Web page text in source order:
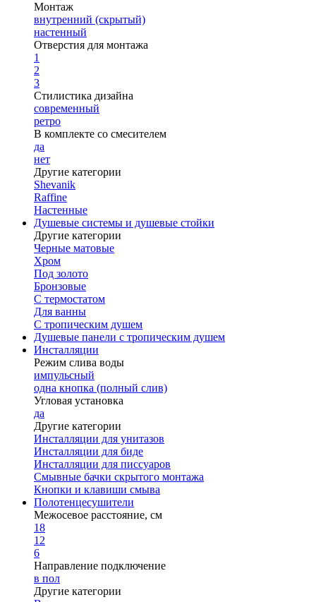
Монтаж
внутренний (скрытый)
настенный
Отверстия для монтажа
1
2
3
Стилистика дизайна
современный
ретро
В комплекте со смесителем
да
нет
Другие категории
Shevanik
Raffine
Настенные
Душевые системы и душевые стойки
Другие категории
Черные матовые
Хром
Под золото
Бронзовые
С термостатом
Для ванны
С тропическим душем
Душевые панели с тропическим душем
Инсталляции
Режим слива воды
импульсный
одна кнопка (полный слив)
Угловая установка
да
Другие категории
Инсталляции для унитазов
Инсталляции для биде
Инсталляции для писсуаров
Смывные бачки скрытого монтажа
Кнопки и клавиши смыва
Полотенцесушители
Межосевое расстояние, см
18
12
6
Направление подключение
в пол
Другие категории